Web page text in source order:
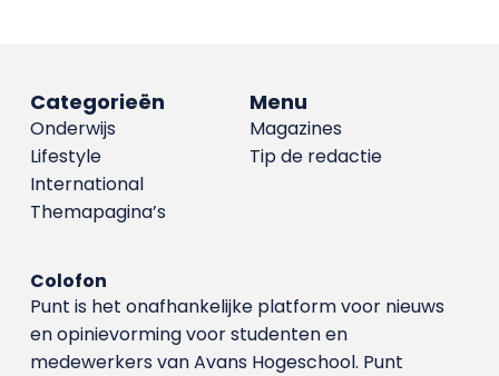
Menu
Magazines
Tip de redactie
Categorieën
Onderwijs
Lifestyle
International
Themapagina’s
Colofon
Punt is het onafhankelijke platform voor nieuws
en opinievorming voor studenten en
medewerkers van Avans Hoge­school. Punt